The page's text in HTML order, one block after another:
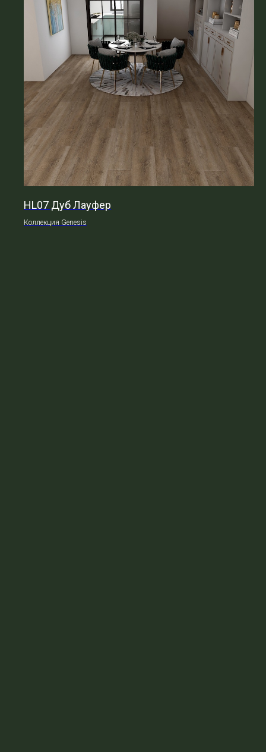
HL07 Дуб Лауфер
Коллекция Genesis